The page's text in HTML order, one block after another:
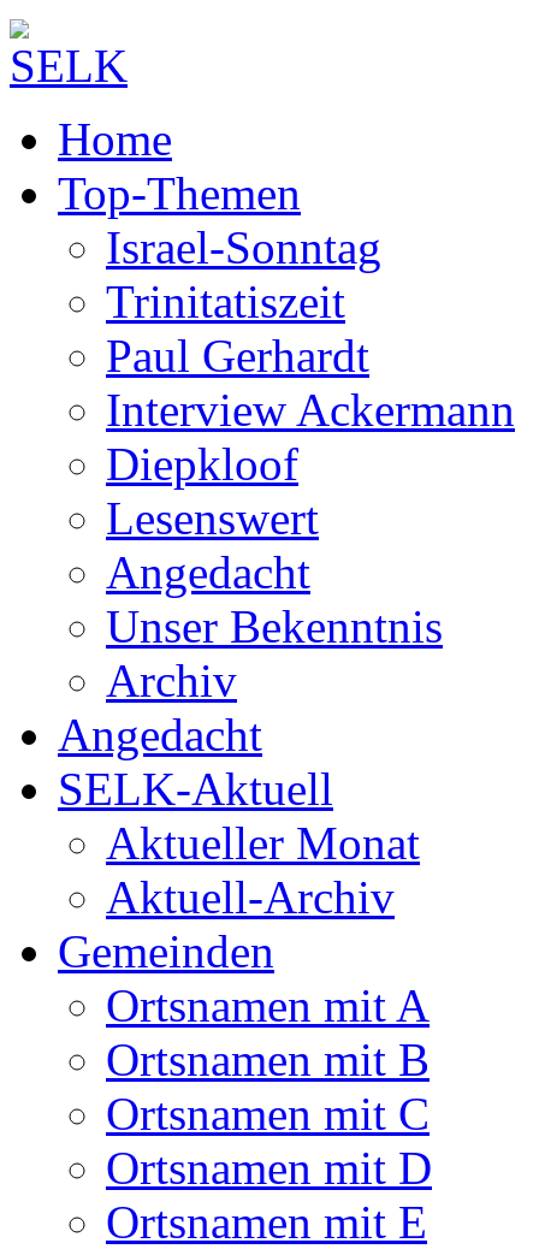
Home
Top-Themen
Israel-Sonntag
Trinitatiszeit
Paul Gerhardt
Interview Ackermann
Diepkloof
Lesenswert
Angedacht
Unser Bekenntnis
Archiv
Angedacht
SELK-Aktuell
Aktueller Monat
Aktuell-Archiv
Gemeinden
Ortsnamen mit A
Ortsnamen mit B
Ortsnamen mit C
Ortsnamen mit D
Ortsnamen mit E